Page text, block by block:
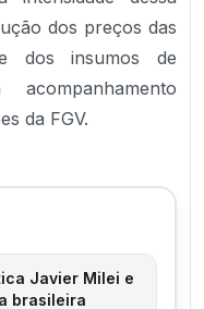
dos preços das
e dos insumos de
da FGV.
Javier Milei e
brasileira